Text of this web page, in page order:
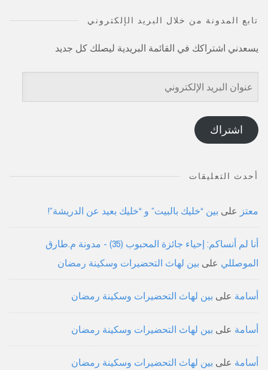
تابع المدونة من خلال البريد الإلكتروني
يسعدني اشتراكك في القائمة البريدية ليصلك كل جديد
عنوان
البريد
الإلكتروني
اشتراك
أحدث التعليقات
معتز على بين “خليك بالبيت” و “خليك بعيد عن الدريشة”!
أنا لم أنساكم: إحياء جائزة المحبوب (35) - مدونة م.طارق
الموصللي على بين لهاث التحضيرات وسكينة رمضان
أسامة على بين لهاث التحضيرات وسكينة رمضان
أسامة على بين لهاث التحضيرات وسكينة رمضان
أسامة على بين لهاث التحضيرات وسكينة رمضان